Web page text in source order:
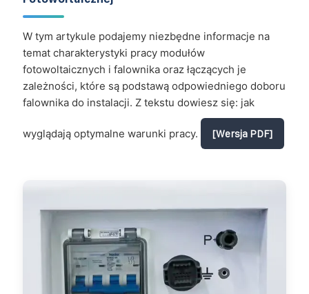
W tym artykule podajemy niezbędne informacje na
temat charakterystyki pracy modułów
fotowoltaicznych i falownika oraz łączących je
zależności, które są podstawą odpowiedniego doboru
falownika do instalacji. Z tekstu dowiesz się: jak
wyglądają optymalne warunki pracy. [Wersja PDF]